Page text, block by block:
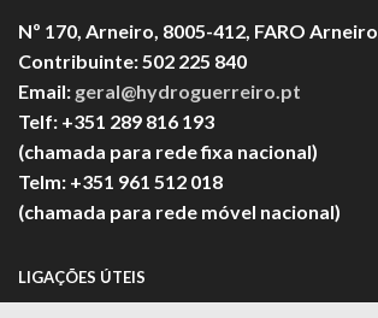
Nº 170, Arneiro, 8005-412, FARO Arneiro
Contribuinte: 502 225 840
Email: geral@hydroguerreiro.pt
Telf: +351 289 816 193
(chamada para rede fixa nacional)
Telm: +351 961 512 018
(chamada para rede móvel nacional)
LIGAÇÕES ÚTEIS